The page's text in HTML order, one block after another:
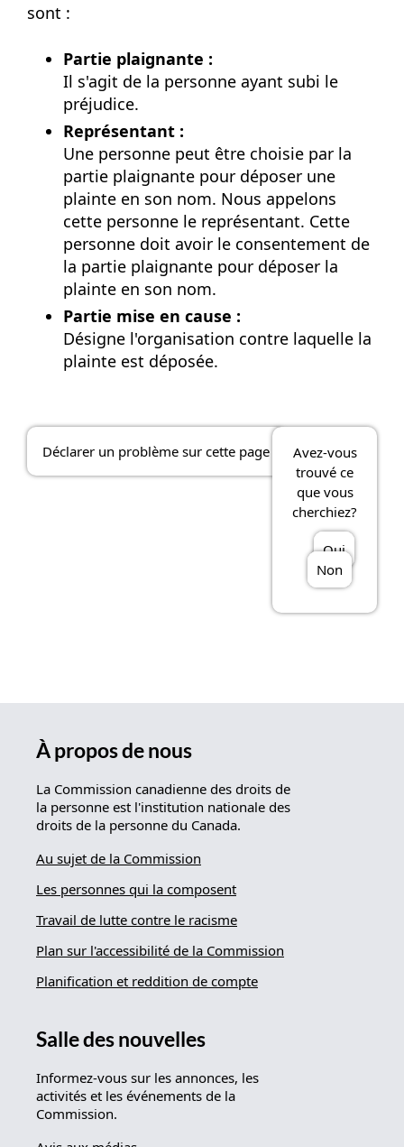
sont :
Partie plaignante :
Il s'agit de la personne ayant subi le
préjudice.
Représentant :
Une personne peut être choisie par la
partie plaignante pour déposer une
plainte en son nom. Nous appelons
cette personne le représentant. Cette
personne doit avoir le consentement de
la partie plaignante pour déposer la
plainte en son nom.
Partie mise en cause :
Désigne l'organisation contre laquelle la
plainte est déposée.
Déclarer un problème sur cette page
Avez-vous
trouvé ce
que vous
cherchiez?
Oui
Non
À propos de nous
La Commission canadienne des droits de
la personne est l'institution nationale des
droits de la personne du Canada.
Au sujet de la Commission
Les personnes qui la composent
Travail de lutte contre le racisme
Plan sur l'accessibilité de la Commission
Planification et reddition de compte
Salle des nouvelles
Informez-vous sur les annonces, les
activités et les événements de la
Commission.